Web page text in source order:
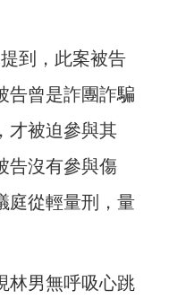
到，此案被告
告曾是詐團詐騙
才被迫參與其
告沒有參與傷
庭從輕量刑，量
林男無呼吸心跳